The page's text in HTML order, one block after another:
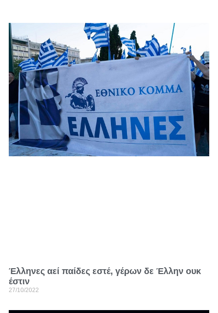
Έλληνες αεί παίδες εστέ, γέρων δε Έλλην ουκ
έστιν
27/10/2022